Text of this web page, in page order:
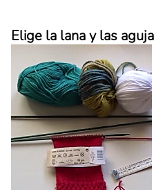
Elige la lana y las